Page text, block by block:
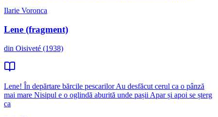
Ilarie Voronca
Lene (fragment)
din Oisiveté (1938)
Lene! În depărtare bărcile pescarilor Au desfăcut cerul ca o pânză
mai mare Nisipul e o oglindă aburită unde pașii Apar și apoi se șterg
ca